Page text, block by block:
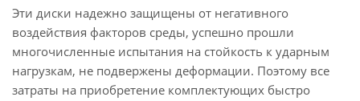
Эти диски надежно защищены от негативного
воздействия факторов среды, успешно прошли
многочисленные испытания на стойкость к ударным
нагрузкам, не подвержены деформации. Поэтому все
затраты на приобретение комплектующих быстро